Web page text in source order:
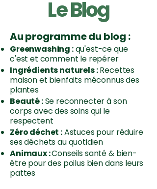
Le Blog
Au programme du blog :
Greenwashing :qu'est-ce que
c'est et comment le repérer
Ingrédients naturels :Recettes
maison et bienfaits méconnus des
plantes
Beauté :Se reconnecter à son
corps avec des soins qui le
respectent
Zéro déchet :Astuces pour réduire
ses déchets au quotidien
Animaux :Conseils santé & bien-
être pour des poilus bien dans leurs
pattes